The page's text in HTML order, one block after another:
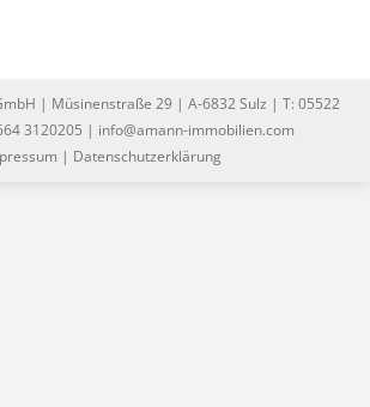
| Müsinenstraße 29 | A-6832 Sulz | T: 05522
3120205 | info@amann-immobilien.com
| Datenschutzerklärung